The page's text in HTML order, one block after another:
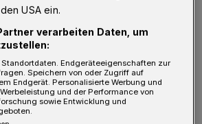
bietet die Möglichkeit, sich
zu informieren
Erfahrungen
Eingeladen sind
USA ein.
verarbeiten Daten, um
Endgeräteeigenschaften zur
Speichern von oder Zugriff auf
Endgerät. Personalisierte Werbung und
und der Performance von
sowie Entwicklung und